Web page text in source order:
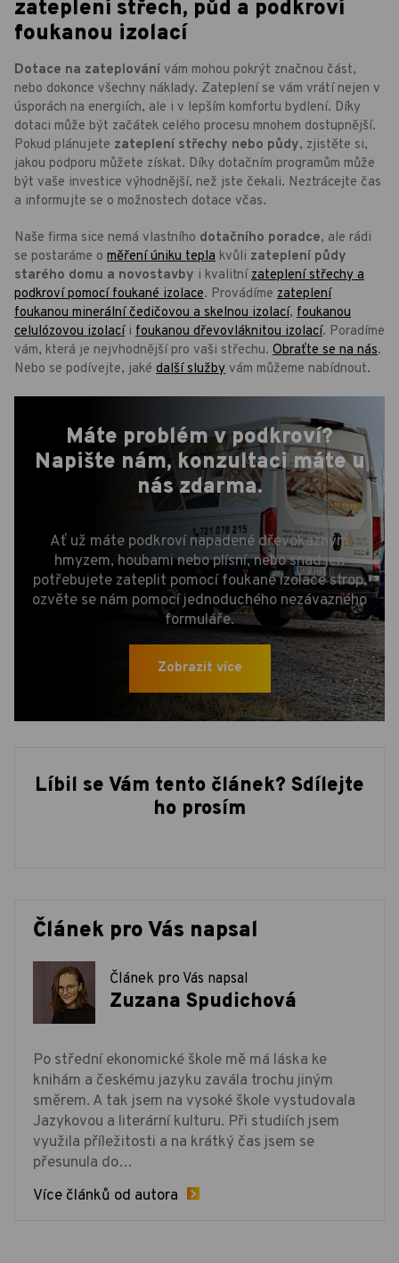
zateplení střech, půd a podkroví
foukanou izolací
Dotace na zateplovánívám mohou pokrýt značnou část,
nebo dokonce všechny náklady. Zateplení se vám vrátí nejen v
úsporách na energiích, ale i v lepším komfortu bydlení. Díky
dotaci může být začátek celého procesu mnohem dostupnější.
Pokud plánujete zateplení střechy nebo půdy, zjistěte si,
jakou podporu můžete získat. Díky dotačním programům může
být vaše investice výhodnější, než jste čekali. Neztrácejte čas
a informujte se o možnostech dotace včas.
Naše firma sice nemá vlastního dotačního poradce, ale rádi
se postaráme o měření úniku tepla kvůli zateplení půdy
starého domu a novostavby i kvalitnízateplení střechy a
podkroví pomocí foukané izolace. Provádíme zateplení
foukanou minerální čedičovou a skelnou izolací, foukanou
celulózovou izolacíi foukanou dřevovláknitou izolací. Poradíme
vám, která je nejvhodnější pro vaši střechu. Obraťte se na nás.
Nebo se podívejte, jaké další služby vám můžeme nabídnout.
Máte problém v podkroví?
Napište nám, konzultaci máte u
nászdarma.
Ať už máte podkroví napadené dřevokazným
hmyzem, houbami nebo plísní, nebo snad jen
potřebujete zateplit pomocí foukané izolace strop,
ozvěte se nám pomocí jednoduchého nezávazného
formuláře.
Zobrazit více
Líbil se Vám tento článek? Sdílejte
ho prosím
Článek pro Vás napsal
Článek pro Vás napsal
Zuzana Spudichová
Po střední ekonomické škole mě má láska ke
knihám a českému jazyku zavála trochu jiným
směrem. A tak jsem na vysoké škole vystudovala
Jazykovou a literární kulturu. Při studiích jsem
využila příležitosti a na krátký čas jsem se
přesunula do…
Více článků od autora